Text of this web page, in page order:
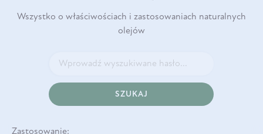
Wszystko o właściwościach i zastosowaniach naturalnych
olejów
SZUKAJ
Zastosowanie: